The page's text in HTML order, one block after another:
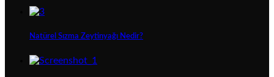
Natürel Sızma Zeytinyağı Nedir?